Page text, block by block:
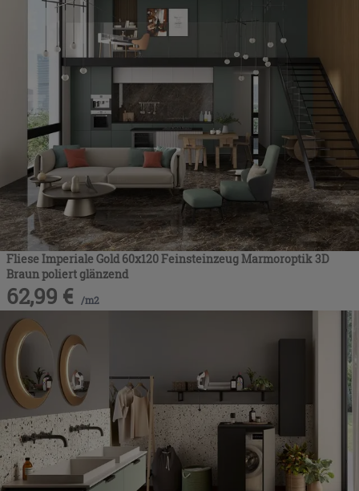
Fliese Imperiale Gold 60x120 Feinsteinzeug Marmoroptik 3D
Braun poliert glänzend
62,99 € /m2